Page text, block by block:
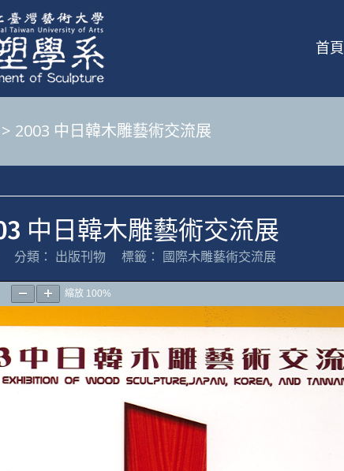
首頁
> 2003 中日韓木雕藝術交流展
中日韓木雕藝術交流展
分類： 出版刊物 標籤： 國際木雕藝術交流展
縮放 100%